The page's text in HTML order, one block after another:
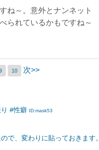
ね～。意外とナンネット
られているかもですね～
10 次>>
り #性癖 ID:mask53
で、変わりに貼っておきます。